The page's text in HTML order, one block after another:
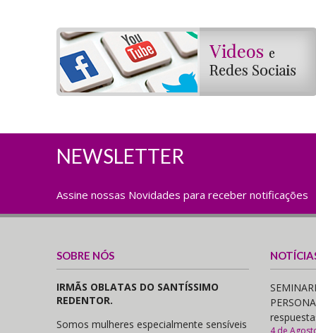
NEWSLETTER
Assine nossas Novidades para receber notificações
SOBRE NÓS
IRMÃS OBLATAS DO SANTÍSSIMO
REDENTOR.
Somos mulheres especialmente sensíveis